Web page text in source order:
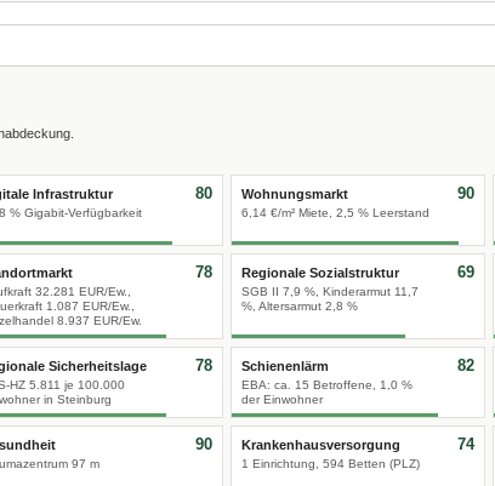
Infrastruktur
% Gigabit-Verfügbarkeit
80 Wohnungsmarkt
6,14 €/m² Miete, 2,5 % Leerstand
90
32.281 EUR/Ew.,
1.087 EUR/Ew.,
8.937 EUR/Ew.
78 Regionale Sozialstruktur
SGB II 7,9 %, Kinderarmut 11,7
%, Altersarmut 2,8 %
69
Sicherheitslage
HZ 5.811 je 100.000
in Steinburg
78 Schienenlärm
EBA: ca. 15 Betroffene, 1,0 %
der Einwohner
82
97 m
90 Krankenhausversorgung
1 Einrichtung, 594 Betten (PLZ)
74